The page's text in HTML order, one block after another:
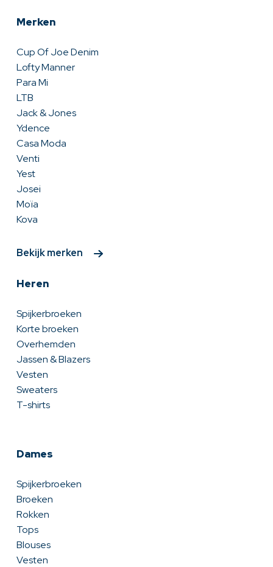
Merken
Cup Of Joe Denim
Lofty Manner
Para Mi
LTB
Jack & Jones
Ydence
Casa Moda
Venti
Yest
Josei
Moïa
Kova
Bekijk merken
Heren
Spijkerbroeken
Korte broeken
Overhemden
Jassen & Blazers
Vesten
Sweaters
T-shirts
Dames
Spijkerbroeken
Broeken
Rokken
Tops
Blouses
Vesten